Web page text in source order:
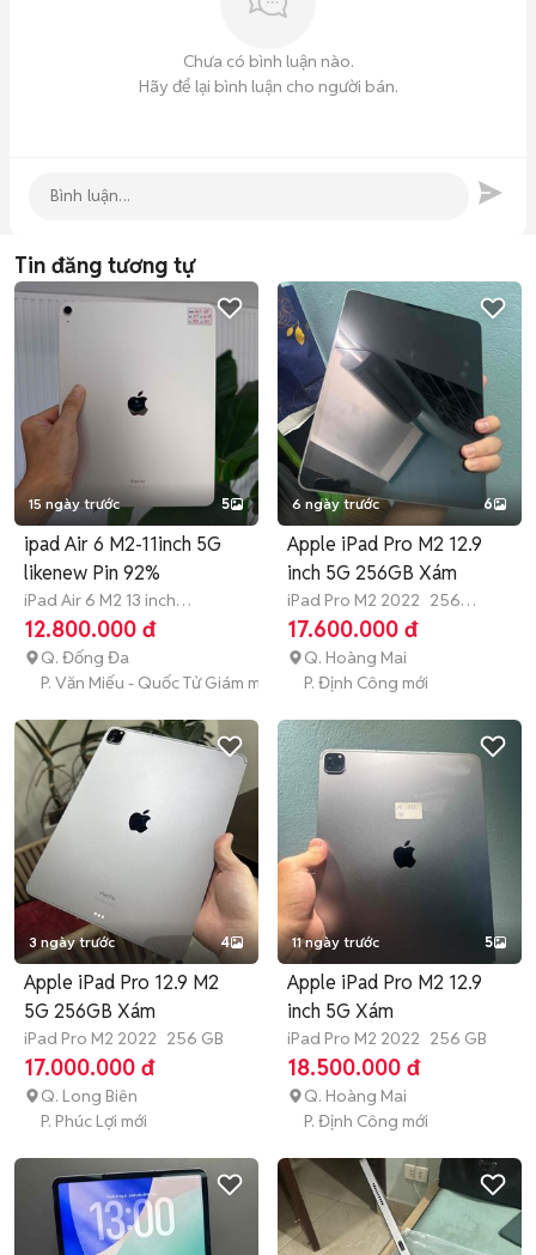
Chưa có bình luận nào.
Hãy để lại bình luận cho người bán.
Tin đăng tương tự
15 ngày trước 5
ipad Air 6 M2-11inch 5G
likenew Pin 92%
iPad Air 6 M2 13 inch
2024 128 GB 3 tháng
12.800.000 đ
Q. Đống Đa
P. Văn Miếu - Quốc Tử Giám mới
6 ngày trước 6
Apple iPad Pro M2 12.9
inch 5G 256GB Xám
iPad Pro M2 2022 256
GB Hết bảo hành
17.600.000 đ
Q. Hoàng Mai
P. Định Công mới
3 ngày trước 4
Apple iPad Pro 12.9 M2
5G 256GB Xám
iPad Pro M2 2022 256 GB
17.000.000 đ
Q. Long Biên
P. Phúc Lợi mới
11 ngày trước 5
Apple iPad Pro M2 12.9
inch 5G Xám
iPad Pro M2 2022 256 GB
18.500.000 đ
Q. Hoàng Mai
P. Định Công mới